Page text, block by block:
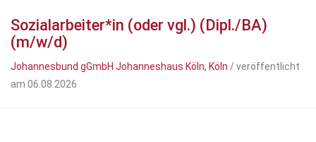
Sozialarbeiter*in (oder vgl.) (Dipl./BA)
(m/w/d)
Johannesbund gGmbH Johanneshaus Köln, Köln / veröffentlicht
am 06.08.2026